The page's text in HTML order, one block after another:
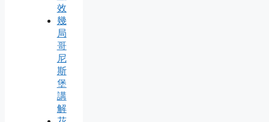
效
幾
局
哥
尼
斯
堡
講
解